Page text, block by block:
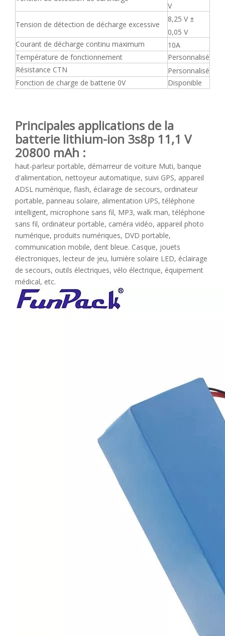
V
Tension de détection de décharge excessive
8,25 V ±
0,05 V
Courant de décharge continu maximum
10A
Température de fonctionnement
Personnalisé
Résistance CTN
Personnalisé
Fonction de charge de batterie 0V
Disponible
Principales applications de la
batterie lithium-ion 3s8p 11,1 V
20800 mAh :
haut-parleur portable, démarreur de voiture Muti, banque
d'alimentation, nettoyeur automatique, suivi GPS, appareil
ADSL numérique, flash, éclairage de secours, ordinateur
portable, panneau solaire, alimentation UPS, téléphone
intelligent, microphone sans fil, MP3, walk man, téléphone
sans fil, ordinateur portable, caméra vidéo, appareil photo
numérique, produits numériques, DVD portable,
communication mobile, dent bleue. Casque, jouets
électroniques, lecteur de jeu, lumière solaire LED, éclairage
de secours, outils électriques, vélo électrique, équipement
médical, etc.